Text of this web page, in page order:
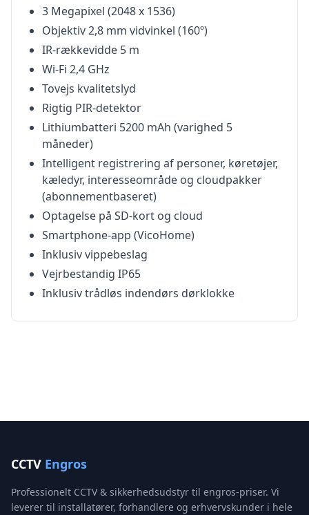
3 Megapixel (2048 x 1536)
Objektiv 2,8 mm vidvinkel (160º)
IR-rækkevidde 5 m
Wi-Fi 2,4 GHz
Tovejs kvalitetslyd
Rigtig PIR-detektor
Lithiumbatteri 5200 mAh (varighed 5
måneder)
Intelligent registrering af personer, køretøjer,
kæledyr, interesseområde og cloudpakker
(abonnementbaseret)
Optagelse på SD-kort og cloud
Smartphone-app (VicoHome)
Inklusiv vippebeslag
Vejrbestandig IP65
Inklusiv trådløs indendørs dørklokke
CCTV Engros
Professionelt CCTV & sikkerhedsudstyr til engros-priser. Vi
leverer til installatører, forhandlere og erhvervskunder i hele